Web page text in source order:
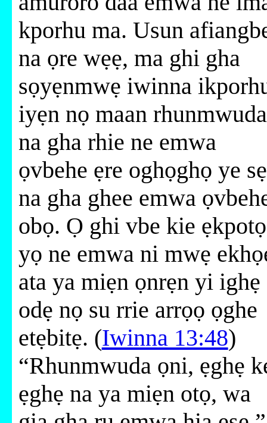
kporhu ma. Usun
na ọre wẹẹ, ma ghi gha
sọyẹnmwẹ iwinna
iyẹn nọ maan
na gha rhie ne emwa
ọvbehe ẹre oghọghọ ye sẹ
na gha ghee emwa
obọ. Ọ ghi vbe kie ẹkpotọ
yọ ne emwa ni mwẹ
ata ya miẹn ọnrẹn yi ighẹ
odẹ nọ su rrie arrọọ ọghe
etẹbitẹ. (Iwinna 13:48)
“Rhunmwuda ọni, ẹghẹ
ẹghẹ na ya miẹn otọ, wa